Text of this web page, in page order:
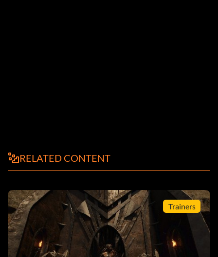
RELATED CONTENT
Trainers